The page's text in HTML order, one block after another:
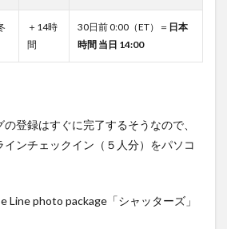
＋14時
間
30日前 0:00（ET）＝ 日本
時間 当日 14:00
登録はすぐに完了するそうなので、
ンチェックイン（５人分）をパソコ
Line photo package「シャッターズ」